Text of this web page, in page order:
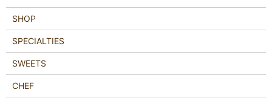
SHOP
SPECIALTIES
SWEETS
CHEF